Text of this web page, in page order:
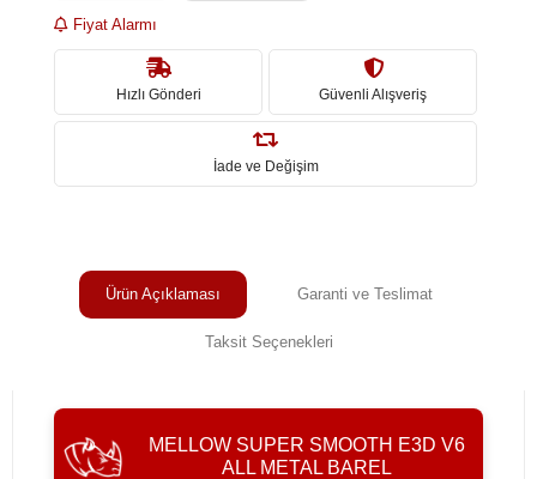
Fiyat Alarmı
Hızlı Gönderi Güvenli Alışveriş
İade ve Değişim
Ürün Açıklaması Garanti ve Teslimat
Taksit Seçenekleri
MELLOW SUPER SMOOTH E3D V6
ALL METAL BAREL